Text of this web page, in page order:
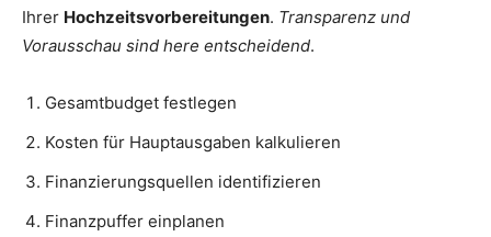
Ihrer Hochzeitsvorbereitungen. Transparenz und
Vorausschau sind here entscheidend.
Gesamtbudget festlegen
Kosten für Hauptausgaben kalkulieren
Finanzierungsquellen identifizieren
Finanzpuffer einplanen